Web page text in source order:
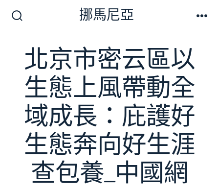
換
開
挪馬尼亞
北京市密云區以
生態上風帶動全
域成長：庇護好
生態奔向好生涯
查包養_中國網